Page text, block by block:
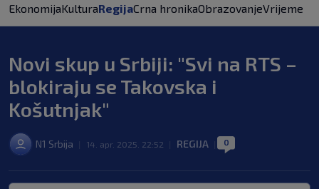
EkonomijaKulturaRegijaCrna hronikaObrazovanjeVrijeme
Novi skup u Srbiji: "Svi na RTS –
blokiraju se Takovska i
Košutnjak"
N1 Srbija 14. apr. 2025. 22:52 REGIJA 0